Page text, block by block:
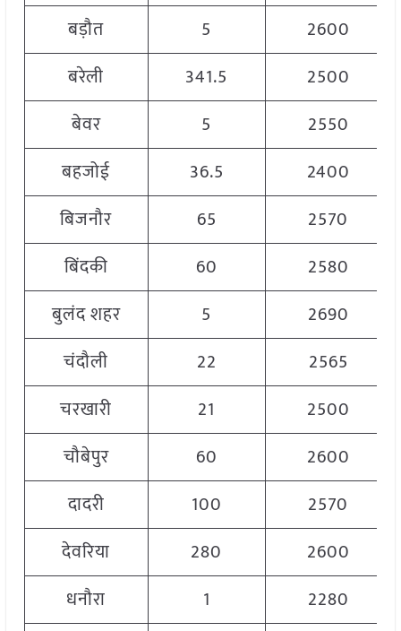
बड़ौत
5
2600
बरेली
341.5
2500
बेवर
5
2550
बहजोई
36.5
2400
बिजनौर
65
2570
बिंदकी
60
2580
बुलंद शहर
5
2690
चंदौली
22
2565
चरखारी
21
2500
चौबेपुर
60
2600
दादरी
100
2570
देवरिया
280
2600
धनौरा
1
2280